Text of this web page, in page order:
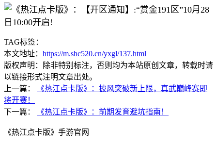
TAG标签：
本文地址： https://m.shc520.cn/yxgl/137.html
版权声明：除非特别标注，否则均为本站原创文章，转载时请
以链接形式注明文章出处。
上一篇：
《热江点卡版》：披风突破新上限，真武巅峰赛即
将开赛！
下一篇：
《热江点卡版》：前期发育避坑指南！
《热江点卡版》手游官网